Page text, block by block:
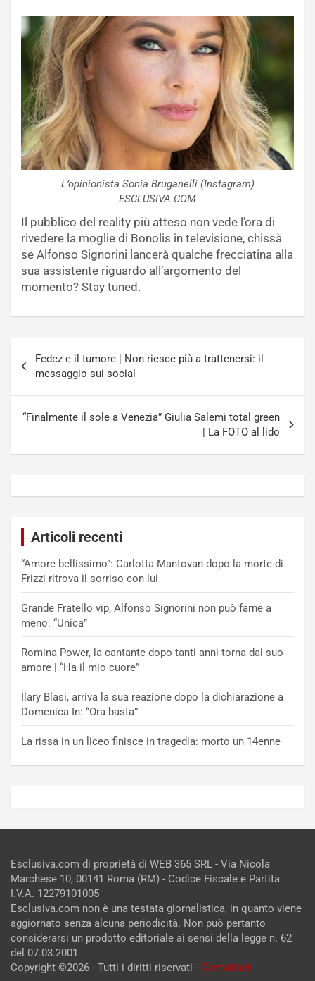
L’opinionista Sonia Bruganelli (Instagram)
ESCLUSIVA.COM
Il pubblico del reality più atteso non vede l’ora di
rivedere la moglie di Bonolis in televisione, chissà
se Alfonso Signorini lancerà qualche frecciatina alla
sua assistente riguardo all’argomento del
momento? Stay tuned.
articoli
Fedez e il tumore | Non riesce più a trattenersi: il
messaggio sui social
“Finalmente il sole a Venezia” Giulia Salemi total green
| La FOTO al lido
Articoli recenti
“Amore bellissimo”: Carlotta Mantovan dopo la morte di
Frizzi ritrova il sorriso con lui
Grande Fratello vip, Alfonso Signorini non può farne a
meno: “Unica”
Romina Power, la cantante dopo tanti anni torna dal suo
amore | “Ha il mio cuore”
Ilary Blasi, arriva la sua reazione dopo la dichiarazione a
Domenica In: “Ora basta”
La rissa in un liceo finisce in tragedia: morto un 14enne
Esclusiva.com di proprietà di WEB 365 SRL - Via Nicola
Marchese 10, 00141 Roma (RM) - Codice Fiscale e Partita
I.V.A. 12279101005
Esclusiva.com non è una testata giornalistica, in quanto viene
aggiornato senza alcuna periodicità. Non può pertanto
considerarsi un prodotto editoriale ai sensi della legge n. 62
del 07.03.2001
Copyright ©2026 - Tutti i diritti riservati - Contattaci